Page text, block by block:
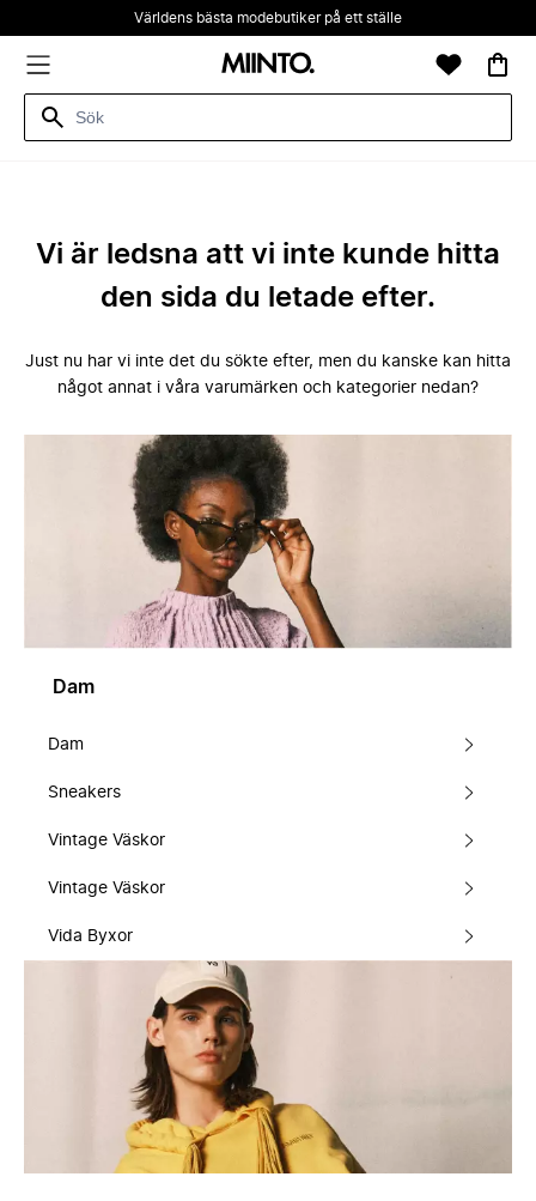
Världens bästa modebutiker på ett ställe
Vi är ledsna att vi inte kunde hitta
den sida du letade efter.
Just nu har vi inte det du sökte efter, men du kanske kan hitta
något annat i våra varumärken och kategorier nedan?
Dam
Dam
Sneakers
Vintage Väskor
Vintage Väskor
Vida Byxor